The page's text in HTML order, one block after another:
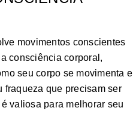
movimentos conscientes
consciência corporal,
seu corpo se movimenta e
fraqueza que precisam ser
valiosa para melhorar seu